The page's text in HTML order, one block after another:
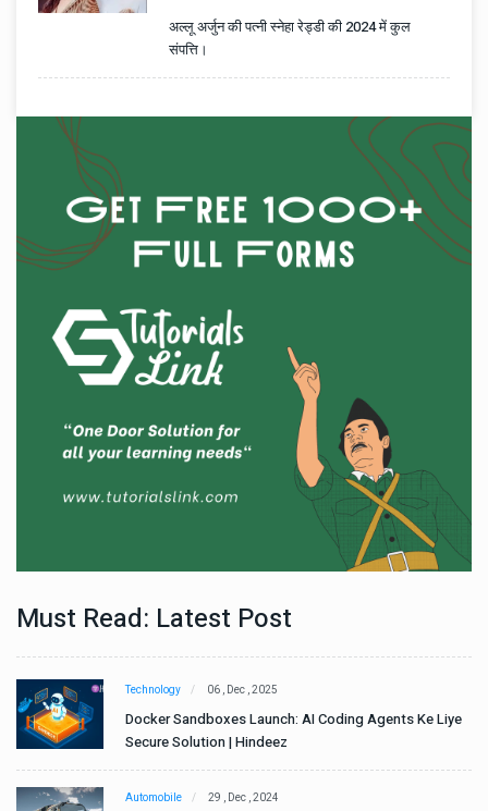
अल्लू अर्जुन की पत्नी स्नेहा रेड्डी की 2024 में कुल
संपत्ति।
Must Read: Latest Post
Technology 06 , Dec , 2025
Docker Sandboxes Launch: AI Coding Agents Ke Liye
Secure Solution | Hindeez
Automobile 29 , Dec , 2024